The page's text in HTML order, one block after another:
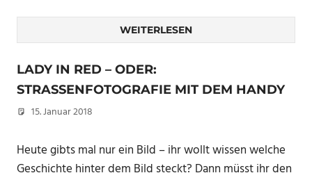
WEITERLESEN
LADY IN RED – ODER:
STRASSENFOTOGRAFIE MIT DEM HANDY
15. Januar 2018
Heute gibts mal nur ein Bild – ihr wollt wissen welche
Geschichte hinter dem Bild steckt? Dann müsst ihr den